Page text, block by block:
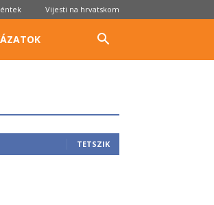
Vijesti na hrvatskom
TETSZIK